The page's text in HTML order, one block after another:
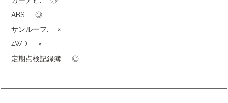
ABS: ◎
サンルーフ: ×
4WD: ×
定期点検記録簿: ◎